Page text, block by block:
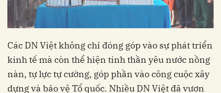
Các DN Việt không chỉ đóng góp vào sự phát triển
kinh tế mà còn thể hiện tinh thần yêu nước nồng
nàn, tự lực tự cường, góp phần vào công cuộc xây
dựng và bảo vệ Tổ quốc. Nhiều DN Việt đã vươn